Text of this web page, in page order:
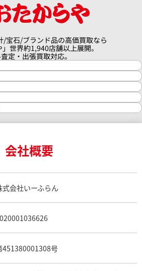
/宝石/ブランド品の高価買取なら
」世界約1,940店舗以上展開。
定・出張買取対応。
価格一覧
ー買取
ラー買取
ト買取
チラス買取
タン買取
買取
会社概要
式会社いーふらん
451380001308号